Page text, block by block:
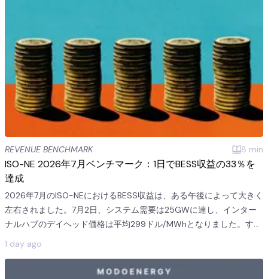
REVENUE BENCHMARK 8 min
ISO-NE 2026年7月ベンチマーク：1日でBESS収益の33％を
達成
2026年7月のISO-NEにおけるBESS収益は、ある午後によって大きく
左右されました。7月2日、システム需要は25GWに達し、インター
ナルハブのデイヘッド価格は平均299ドル/MWhとなりました。すべ
てのデイヘッド予備力商品も7月2日は平均241ドル/MWhに達し、こ
1 day ago